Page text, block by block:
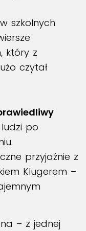
szkolnych
który z
czytał
ludzi po
przyjaźnie z
Klugerem –
– z jednej